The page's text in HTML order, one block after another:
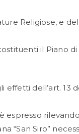
Religiose, e
il Piano
effetti dell’art. 13
è espresso
“San Siro”